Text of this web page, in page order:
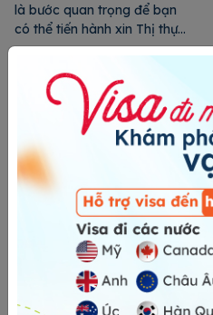
là bước quan trọng để bạn
có thể tiến hành xin Thị thực
của quốc gia này. Mẫu đơn
tin chính xác giúp gia tăng
cơ hội đậu Thị thực. Do đó,
trong bài viết này, 24H Visa
sẽ hướng dẫn điền đơn […]
Hồ sơ & thủ tục xin gia
hạn Visa F3 tại Hàn
Quốc chi tiết nhất
Gia hạn Visa F3 tại Hàn
Quốc là một bước quan